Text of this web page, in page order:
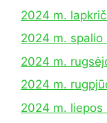
2024 m.
2024 m. spalio
2024 m.
2024 m.
2024 m. liepos